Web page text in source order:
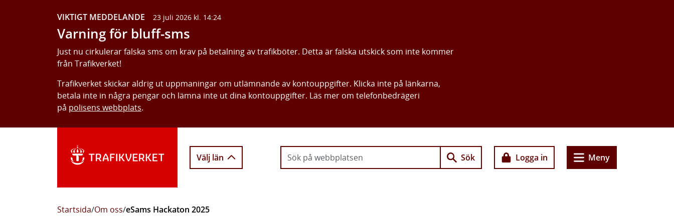
VIKTIGT MEDDELANDE 23 juli 2026 kl. 14:24
Varning för bluff-sms
Just nu cirkulerar falska sms om krav på betalning av trafikböter. Detta är falska utskick som inte kommer
från Trafikverket!
Trafikverket skickar aldrig ut uppmaningar om utlämnande av kontouppgifter. Klicka inte på länkarna,
betala inte in några pengar och lämna inte ut dina kontouppgifter. Läs mer om telefonbedrägeri
på polisens webbplats.
Välj län Sök Logga in Meny
Startsida/Om oss/eSams Hackaton 2025